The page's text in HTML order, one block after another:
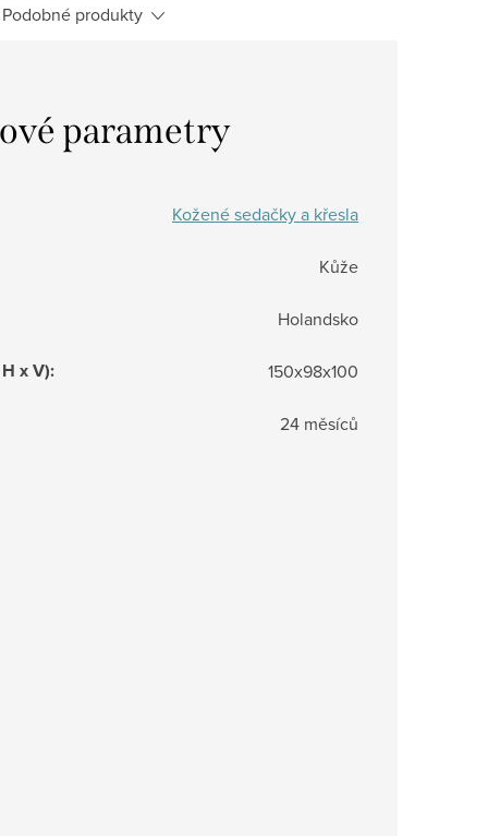
Podobné produkty
parametry
Kožené sedačky a křesla
Kůže
Holandsko
x V): 150x98x100
24 měsíců